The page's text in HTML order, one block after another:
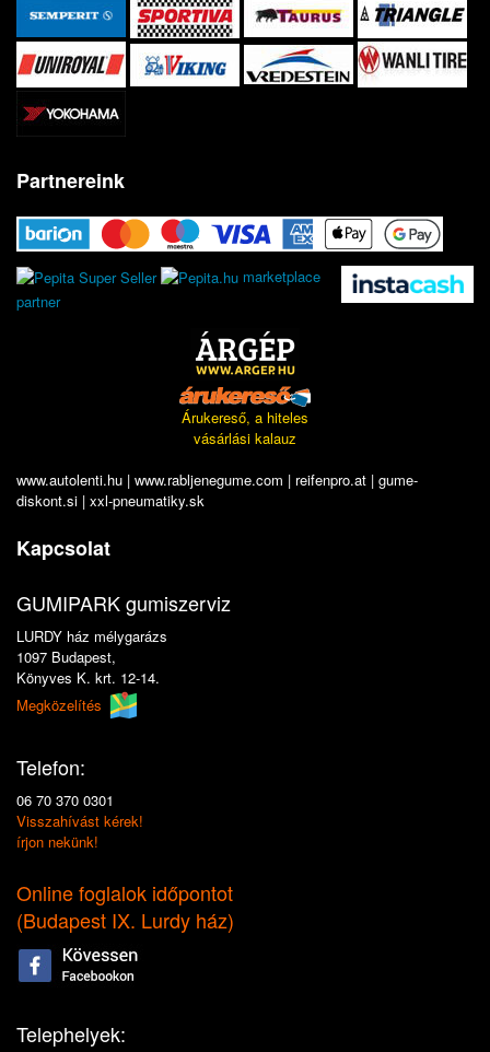
Partnereink
marketplace
partner
Árukereső, a hiteles
vásárlási kalauz
www.autolenti.hu | www.rabljenegume.com | reifenpro.at | gume-
diskont.si | xxl-pneumatiky.sk
Kapcsolat
GUMIPARK gumiszerviz
LURDY ház mélygarázs
1097 Budapest,
Könyves K. krt. 12-14.
Megközelítés
Telefon:
06 70 370 0301
Visszahívást kérek!
írjon nekünk!
Online foglalok időpontot
(Budapest IX. Lurdy ház)
Telephelyek: